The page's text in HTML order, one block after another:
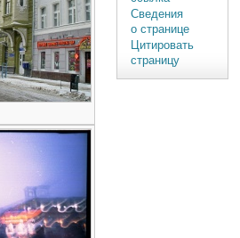
Сведения
о странице
Цитировать
страницу